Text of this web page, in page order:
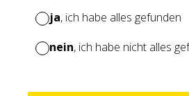
ja, ich habe alles gefunden
nein, ich habe nicht alles